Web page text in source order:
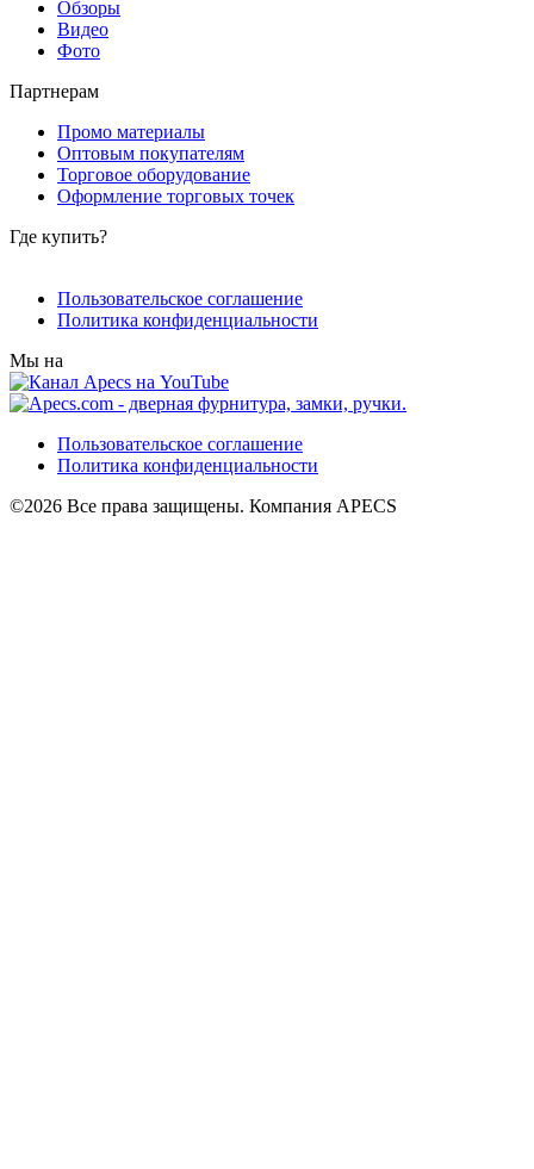
Обзоры
Видео
Фото
Партнерам
Промо материалы
Оптовым покупателям
Торговое оборудование
Оформление торговых точек
Где купить?
Пользовательское соглашение
Политика конфиденциальности
Мы на
Пользовательское соглашение
Политика конфиденциальности
©2026 Все права защищены. Компания APECS